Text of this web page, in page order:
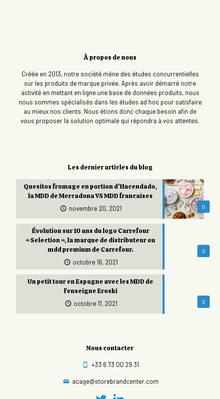
À propos de nous
Créée en 2013, notre société mène des études concurrentielles
sur les produits de marque privée. Après avoir démarré notre
activité en mettant en ligne une base de données produits, nous
nous sommes spécialisés dans les études ad hoc pour satisfaire
au mieux nos clients. Nous étions donc chaque besoin afin de
vous proposer la solution optimale qui répondra à vos attentes.
Les dernier articles du blog
0
Quesitos fromage en portion d’Hacendado,
la MDD de Mercadona VS MDD francaises
novembre 20, 2021
0
Évolution sur 10 ans du logo Carrefour
« Selection », la marque de distributeur ou
mdd premium de Carrefour.
octobre 16, 2021
0
Un petit tour en Espagne avec les MDD de
l’enseigne Eroski
octobre 11, 2021
Nous contacter
+33 6 73 00 29 31
acage@storebrandcenter.com